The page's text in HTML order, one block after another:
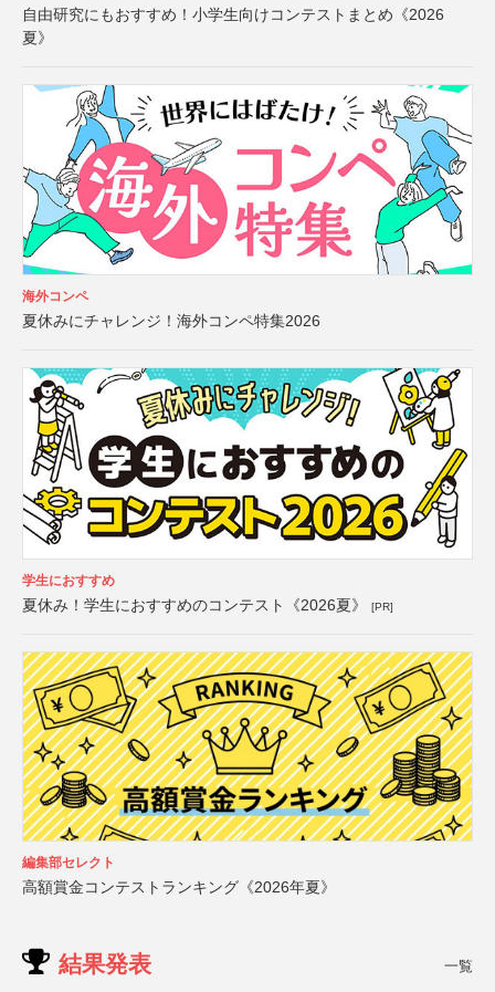
自由研究にもおすすめ！小学生向けコンテストまとめ《2026
夏》
海外コンペ
夏休みにチャレンジ！海外コンペ特集2026
学生におすすめ
夏休み！学生におすすめのコンテスト《2026夏》 [PR]
編集部セレクト
高額賞金コンテストランキング《2026年夏》
結果発表 一覧